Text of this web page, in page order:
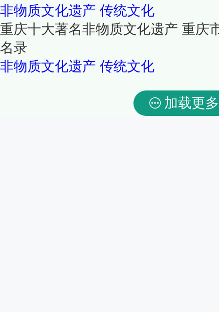
非物质文化遗产 传统文化
重庆十大著名非物质文化遗产 重庆
名录
非物质文化遗产 传统文化
加载更多